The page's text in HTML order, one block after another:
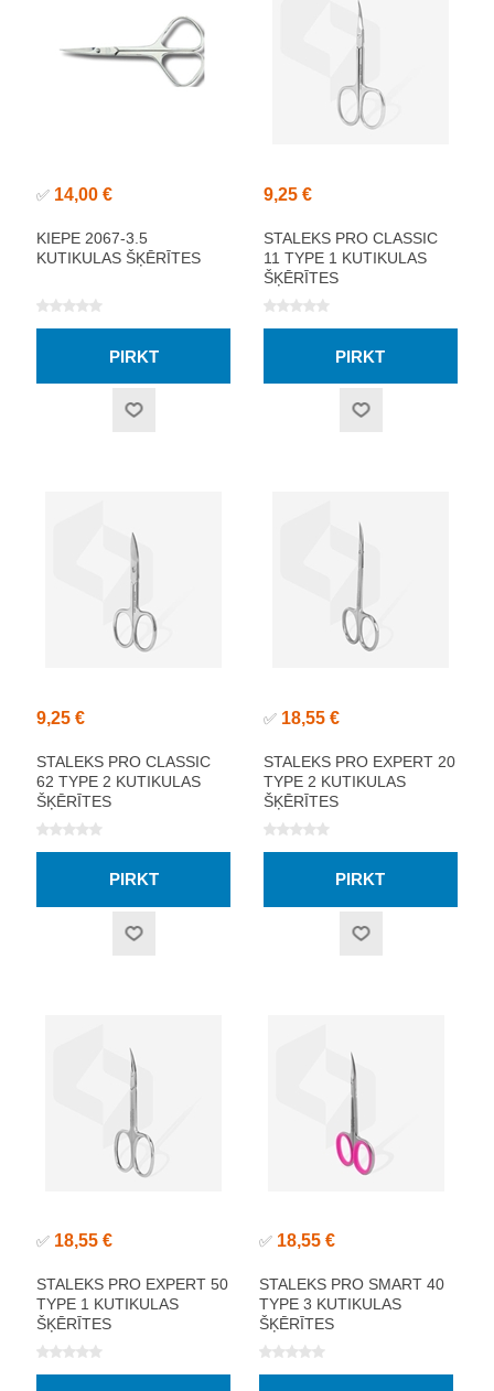
✅ 14,00 €
KIEPE 2067-3.5
KUTIKULAS ŠĶĒRĪTES
9,25 €
STALEKS PRO CLASSIC
11 TYPE 1 KUTIKULAS
ŠĶĒRĪTES
9,25 €
STALEKS PRO CLASSIC
62 TYPE 2 KUTIKULAS
ŠĶĒRĪTES
✅ 18,55 €
STALEKS PRO EXPERT 20
TYPE 2 KUTIKULAS
ŠĶĒRĪTES
✅ 18,55 €
STALEKS PRO EXPERT 50
TYPE 1 KUTIKULAS
ŠĶĒRĪTES
✅ 18,55 €
STALEKS PRO SMART 40
TYPE 3 KUTIKULAS
ŠĶĒRĪTES